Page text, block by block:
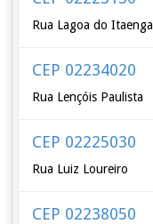
Rua Lagoa do Itaenga
CEP 02234020
Rua Lençóis Paulista
CEP 02225030
Rua Luiz Loureiro
CEP 02238050